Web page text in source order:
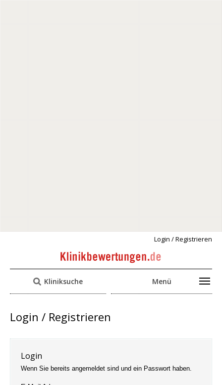
Login / Registrieren
Kliniksuche Menü
Login / Registrieren
Login
Wenn Sie bereits angemeldet sind und ein Passwort haben.